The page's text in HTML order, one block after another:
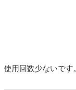
使用回数少ないです